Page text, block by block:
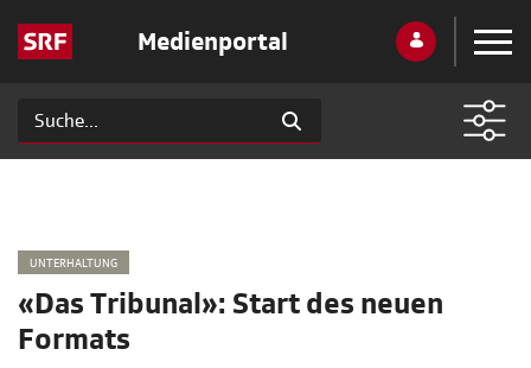
Medienportal
UNTERHALTUNG
«Das Tribunal»: Start des neuen
Formats